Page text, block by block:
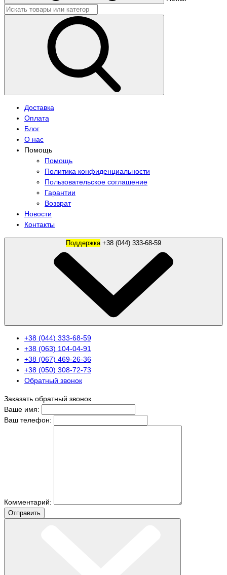
Доставка
Оплата
Блог
О нас
Помощь
Помощь
Политика конфиденциальности
Пользовательское соглашение
Гарантии
Возврат
Новости
Контакты
Поддержка
+38 (044) 333-68-59
+38 (063) 104-04-91
+38 (067) 469-26-36
+38 (050) 308-72-73
Обратный звонок
Заказать обратный звонок
Ваше имя:
Ваш телефон:
Комментарий:
Отправить